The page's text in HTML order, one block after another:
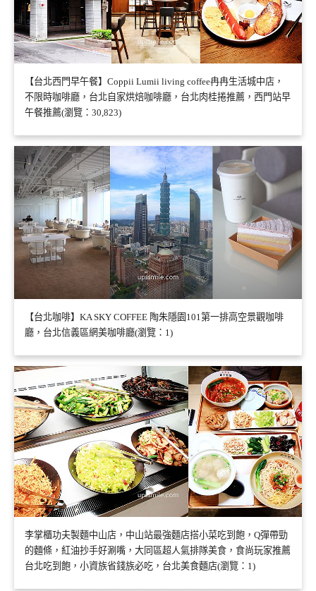
【台北西門早午餐】Coppii Lumii living coffee冉冉生活城中店，
不限時咖啡廳，台北自家烘焙咖啡廳，台北肉桂捲推薦，西門站早
午餐推薦(瀏覽：30,823)
【台北咖啡】KA SKY COFFEE 陶朱隱園101第一排高空景觀咖啡
廳，台北信義區網美咖啡廳(瀏覽：1)
李掌櫃功夫製麵中山店，中山站最強麵店搭小菜吃到飽，Q彈帶勁
的麵條，紅油抄手好涮嘴，大同區超人氣排隊美食，食尚玩家推薦
台北吃到飽，小資族省錢族必吃，台北美食麵店(瀏覽：1)